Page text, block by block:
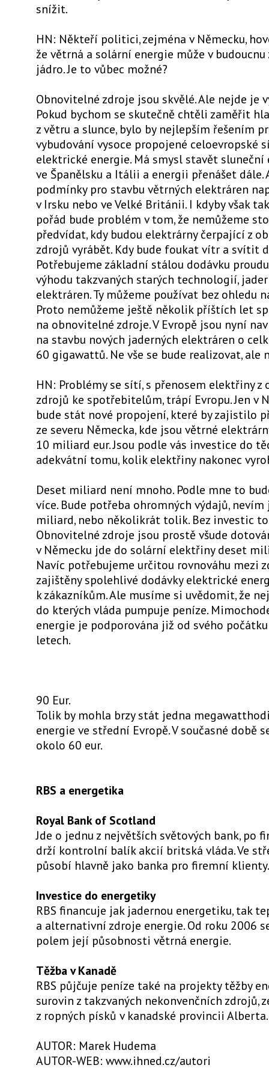
snížit.
HN: Někteří politici, zejména v Německu,
že větrná a solární energie může v
jádro. Je to vůbec možné?
Obnovitelné zdroje jsou skvělé. Ale nejde je
Pokud bychom se skutečně chtěli zaměřit
z větru a slunce, bylo by nejlepším řešením
vybudování vysoce propojené celoevropské
elektrické energie. Má smysl stavět sluneční
ve Španělsku a Itálii a energii přenášet dále.
podmínky pro stavbu větrných elektráren
v Irsku nebo ve Velké Británii. I kdyby však
pořád bude problém v tom, že nemůžeme
předvídat, kdy budou elektrárny čerpající z
zdrojů vyrábět. Kdy bude foukat vítr a svítit
Potřebujeme základní stálou dodávku
výhodu takzvaných starých technologií,
elektráren. Ty můžeme používat bez ohledu
Proto nemůžeme ještě několik příštích let
na obnovitelné zdroje. V Evropě jsou nyní
na stavbu nových jaderných elektráren o
60 gigawattů. Ne vše se bude realizovat, ale
HN: Problémy se sítí, s přenosem elektřiny z
zdrojů ke spotřebitelům, trápí Evropu. Jen v
bude stát nové propojení, které by zajistilo
ze severu Německa, kde jsou větrné
10 miliard eur. Jsou podle vás investice do
adekvátní tomu, kolik elektřiny nakonec
Deset miliard není mnoho. Podle mne to
více. Bude potřeba ohromných výdajů,
miliard, nebo několikrát tolik. Bez investic
Obnovitelné zdroje jsou prostě všude
v Německu jde do solární elektřiny deset
Navíc potřebujeme určitou rovnováhu mezi
zajištěny spolehlivé dodávky elektrické
k zákazníkům. Ale musíme si uvědomit, že
do kterých vláda pumpuje peníze.
energie je podporována již od svého
letech.
90 Eur.
Tolik by mohla brzy stát jedna
energie ve střední Evropě. V současné době
okolo 60 eur.
RBS a energetika
Royal Bank of Scotland
Jde o jednu z největších světových bank, po
drží kontrolní balík akcií britská vláda. Ve
působí hlavně jako banka pro firemní klienty.
Investice do energetiky
RBS financuje jak jadernou energetiku, tak
a alternativní zdroje energie. Od roku 2006
polem její působnosti větrná energie.
Těžba v Kanadě
RBS půjčuje peníze také na projekty těžby
surovin z takzvaných nekonvenčních zdrojů,
z ropných písků v kanadské provincii Alberta.
AUTOR: Marek Hudema
AUTOR-WEB: www.ihned.cz/autori